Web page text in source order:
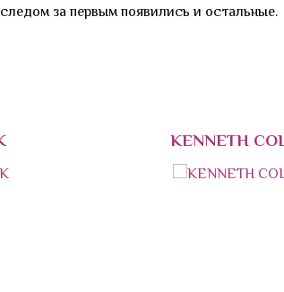
за первым появились и остальные.
KENNETH